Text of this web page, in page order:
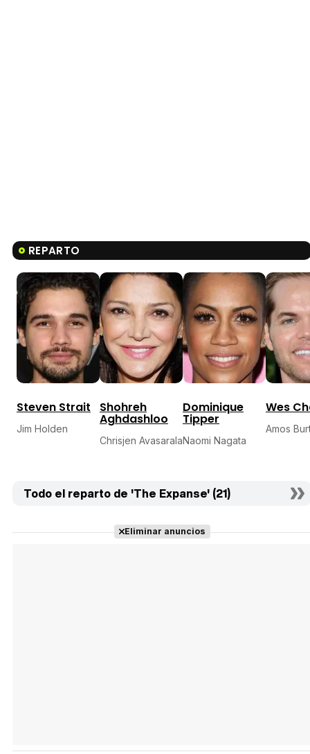
REPARTO
Steven Strait
Jim Holden
Shohreh
Aghdashloo
Chrisjen Avasarala
Dominique
Tipper
Naomi Nagata
Wes
Amos
Todo el reparto de 'The Expanse' (21)
Eliminar anuncios